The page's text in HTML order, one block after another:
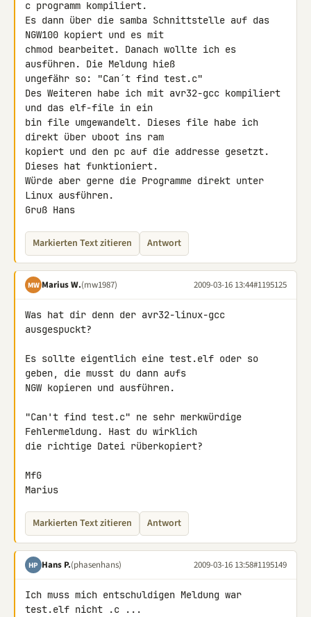
c programm kompiliert.
Es dann über die samba Schnittstelle auf das
NGW100 kopiert und es mit
chmod bearbeitet. Danach wollte ich es
ausführen. Die Meldung hieß
ungefähr so: "Can´t find test.c"
Des Weiteren habe ich mit avr32-gcc kompiliert
und das elf-file in ein
bin file umgewandelt. Dieses file habe ich
direkt über uboot ins ram
kopiert und den pc auf die addresse gesetzt.
Dieses hat funktioniert.
Würde aber gerne die Programme direkt unter
Linux ausführen.
Gruß Hans
Markierten Text zitieren Antwort
MW Marius W.(mw1987) 2009-03-16 13:44#1195125
Was hat dir denn der avr32-linux-gcc
ausgespuckt?
Es sollte eigentlich eine test.elf oder so
geben, die musst du dann aufs
NGW kopieren und ausführen.
"Can't find test.c" ne sehr merkwürdige
Fehlermeldung. Hast du wirklich
die richtige Datei rüberkopiert?
MfG
Marius
Markierten Text zitieren Antwort
HP Hans P.(phasenhans) 2009-03-16 13:58#1195149
Ich muss mich entschuldigen Meldung war
test.elf nicht .c ...